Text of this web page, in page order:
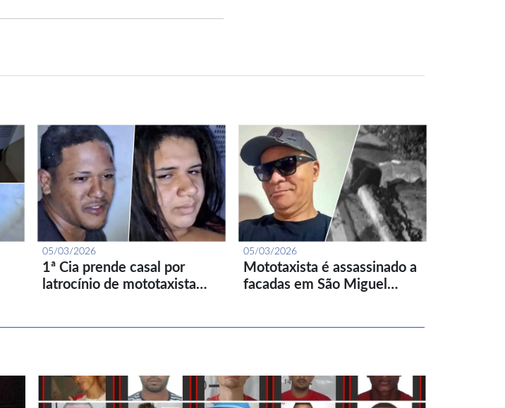
05/03/2026
1ª Cia prende casal por
latrocínio de mototaxista…
05/03/2026
Mototaxista é assassinado a
facadas em São Miguel…